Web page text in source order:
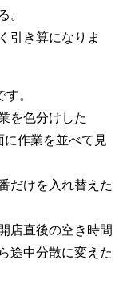
。
引き算になりま
。
を色分けした
に作業を並べて見
だけを入れ替えた
店直後の空き時間
途中分散に変えた